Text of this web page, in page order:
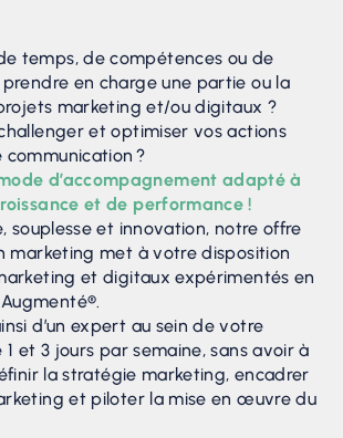
temps, de compétences ou de
prendre en charge une partie ou la
marketing et/ou digitaux ?
et optimiser vos actions
?
d’accompagnement adapté à
et de performance !
souplesse et innovation, notre offre
marketing met à votre disposition
et digitaux expérimentés en
d’un expert au sein de votre
et 3 jours par semaine, sans avoir à
la stratégie marketing, encadrer
et piloter la mise en œuvre du